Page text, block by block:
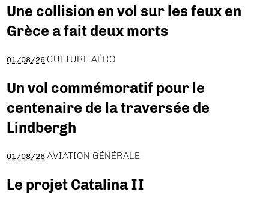
Une collision en vol sur les feux en
Grèce a fait deux morts
01/08/26 CULTURE AÉRO
Un vol commémoratif pour le
centenaire de la traversée de
Lindbergh
01/08/26 AVIATION GÉNÉRALE
Le projet Catalina II